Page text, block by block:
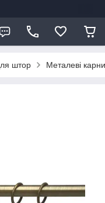
штор Металеві